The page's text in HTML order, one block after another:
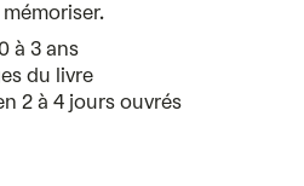
à 3 ans
du livre
2 à 4 jours ouvrés